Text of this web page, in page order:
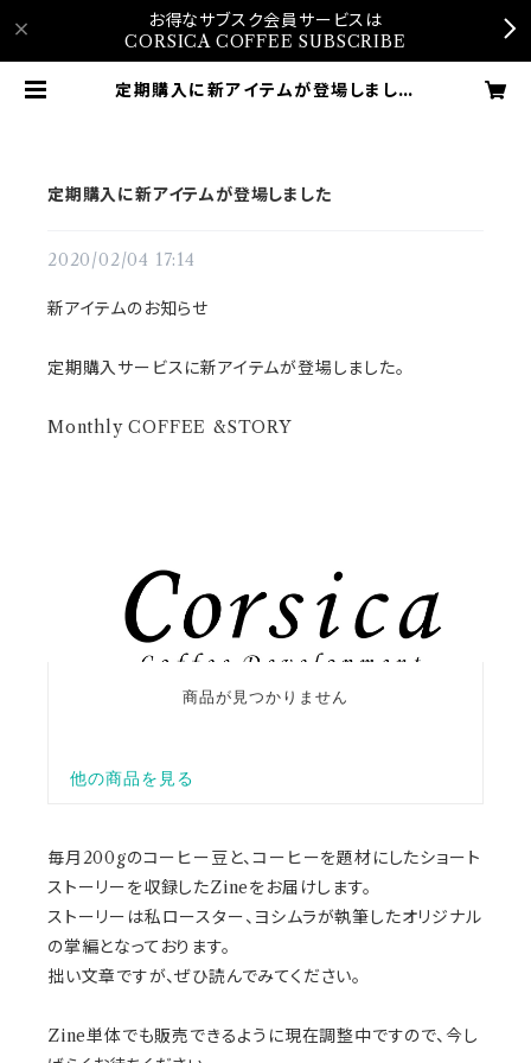
お得なサブスク会員サービスは
CORSICA COFFEE SUBSCRIBE
定期購入に新アイテムが登場しました
定期購入に新アイテムが登場しました
2020/02/04 17:14
新アイテムのお知らせ
定期購入サービスに新アイテムが登場しました。
Monthly COFFEE &STORY
毎月200gのコーヒー豆と、コーヒーを題材にしたショート
ストーリーを収録したZineをお届けします。
ストーリーは私ロースター、ヨシムラが執筆したオリジナル
の掌編となっております。
拙い文章ですが、ぜひ読んでみてください。
Zine単体でも販売できるように現在調整中ですので、今し